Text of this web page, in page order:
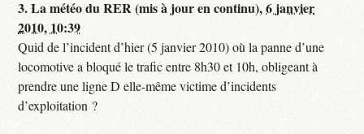
3.La météo du RER (mis à jour en continu),6 janvier
2010, 10:39
Quid de l’incident d’hier (5 janvier 2010) où la panne d’une
locomotive a bloqué le trafic entre 8h30 et 10h, obligeant à
prendre une ligne D elle-même victime d’incidents
d’exploitation ?